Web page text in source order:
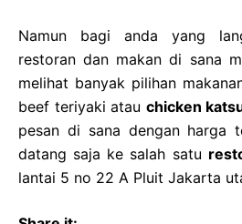
Namun bagi anda yang
restoran dan makan di sana
melihat banyak pilihan
beef teriyaki atau chicken
pesan di sana dengan harga
datang saja ke salah satu
lantai 5 no 22 A Pluit Jakarta